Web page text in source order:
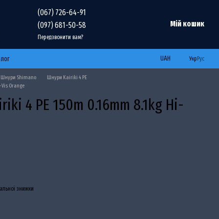
(067) 726-64-91
(097) 681-50-58
Передзвонити вам?
Мій кошик
UAH Укр Рус
Шнури Shimano
Шнури Kairiki 4 PE
Orange
4 PE 150m 0.16mm 8.1kg Hi-
знижки